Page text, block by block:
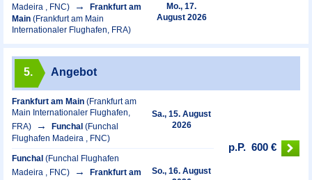
Madeira , FNC)
Frankfurt am
Main (Frankfurt am Main
Internationaler Flughafen, FRA)
Mo., 17.
August 2026
5. Angebot
Frankfurt am Main (Frankfurt am
Main Internationaler Flughafen,
FRA)
Funchal (Funchal
Flughafen Madeira , FNC)
Sa., 15. August
2026
Funchal (Funchal Flughafen
Madeira , FNC)
Frankfurt am
So., 16. August
p.P. 600 €